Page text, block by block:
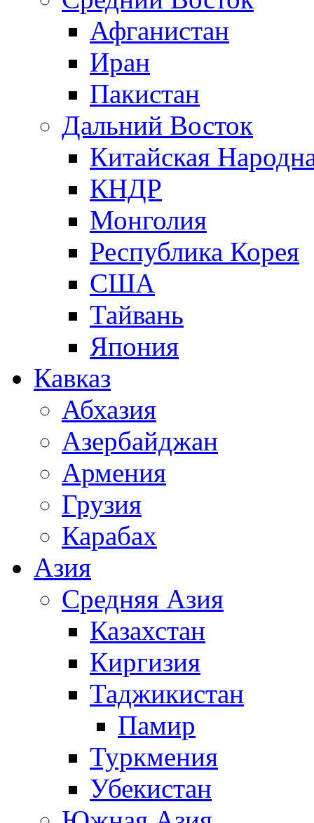
Афганистан
Иран
Пакистан
Дальний Восток
Китайская
КНДР
Монголия
Республика Корея
США
Тайвань
Япония
Кавказ
Абхазия
Азербайджан
Армения
Грузия
Карабах
Азия
Средняя Азия
Казахстан
Киргизия
Таджикистан
Памир
Туркмения
Убекистан